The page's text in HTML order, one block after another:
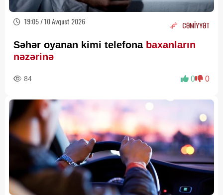
19:05 / 10 Avqust 2026 CƏMİYYƏT
Səhər oyanan kimi telefonabaxanların
nəzərinə
84 0 0